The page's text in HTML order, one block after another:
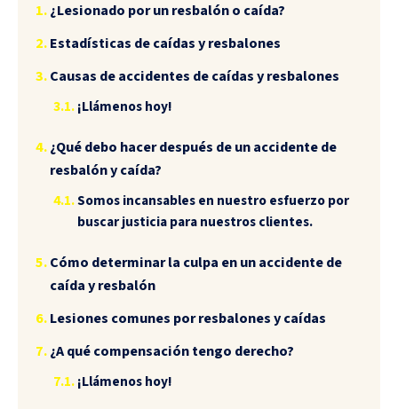
¿Lesionado por un resbalón o caída?
Estadísticas de caídas y resbalones
Causas de accidentes de caídas y resbalones
¡Llámenos hoy!
¿Qué debo hacer después de un accidente de
resbalón y caída?
Somos incansables en nuestro esfuerzo por
buscar justicia para nuestros clientes.
Cómo determinar la culpa en un accidente de
caída y resbalón
Lesiones comunes por resbalones y caídas
¿A qué compensación tengo derecho?
¡Llámenos hoy!